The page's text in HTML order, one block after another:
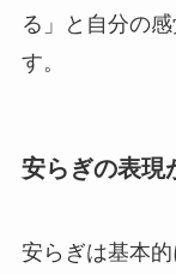
る」と自分の
す。
安らぎの表現
安らぎは基本的